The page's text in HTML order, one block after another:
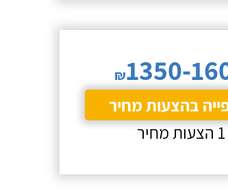
₪1350-
בהצעות מחיר
1 הצעות מחיר